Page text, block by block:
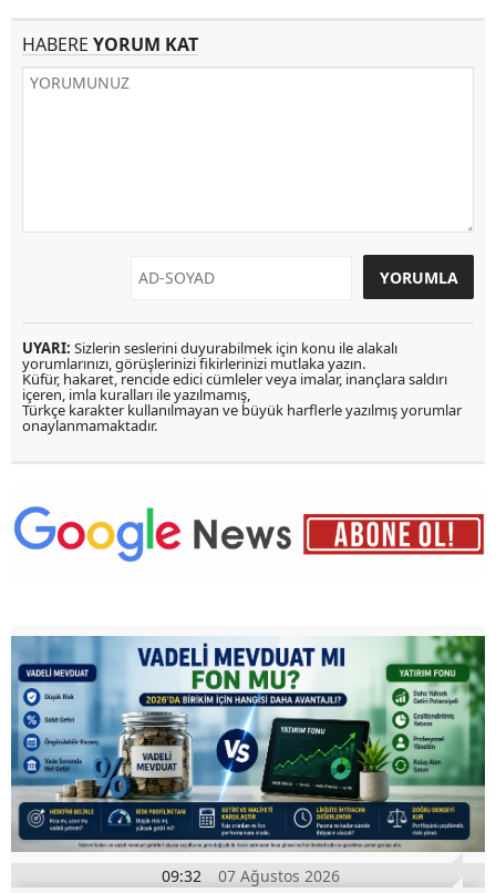
HABERE YORUM KAT
UYARI: Sizlerin seslerini duyurabilmek için konu ile alakalı
yorumlarınızı, görüşlerinizi fikirlerinizi mutlaka yazın.
Küfür, hakaret, rencide edici cümleler veya imalar, inançlara saldırı
içeren, imla kuralları ile yazılmamış,
Türkçe karakter kullanılmayan ve büyük harflerle yazılmış yorumlar
onaylanmamaktadır.
09:32 07 Ağustos 2026